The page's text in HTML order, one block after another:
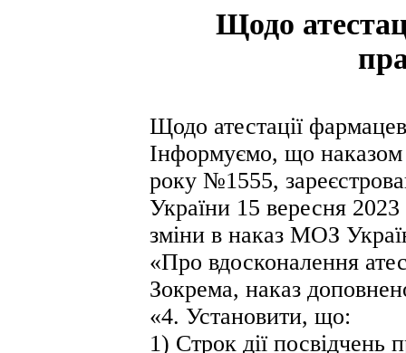
Щодо
Щодо атестації
Інформуємо, що
року №1555,
України 15 вересня
зміни в наказ МОЗ
«Про вдосконалення
Зокрема, наказ
«4. Установити, що:
1) Строк дії посвідчень